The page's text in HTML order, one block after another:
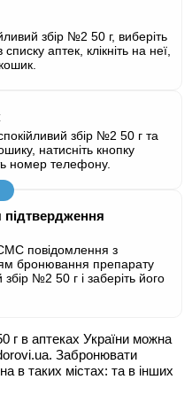
збір №2 50 г, виберіть
аптек, клікніть на неї,
збір №2 50 г та
натисніть кнопку
номер телефону.
підтвердження
повідомлення з
бронювання препарату
збір №2 50 г і заберіть його
г в аптеках України можна
Забронювати
в таких містах:та в інших